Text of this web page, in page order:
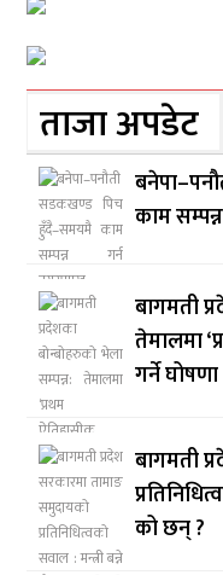
ताजा अपडेट
काम
बागमती
तेमालमा
गर्ने घोषणा
बागमती
को छन् ?